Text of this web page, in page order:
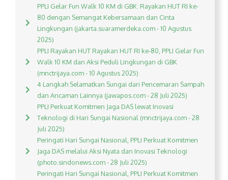
PPLI Gelar Fun Walk 10 KM di GBK: Rayakan HUT RI ke-
80 dengan Semangat Kebersamaan dan Cinta
Lingkungan (jakarta.suaramerdeka.com - 10 Agustus
2025)
PPLI Rayakan HUT Rayakan HUT RI ke-80, PPLI Gelar Fun
Walk 10 KM dan Aksi Peduli Lingkungan di GBK
(mnctrijaya.com - 10 Agustus 2025)
4 Langkah Selamatkan Sungai dari Pencemaran Sampah
dan Ancaman Lainnya (jawapos.com - 28 Juli 2025)
PPLI Perkuat Komitmen Jaga DAS lewat Inovasi
Teknologi di Hari Sungai Nasional (mnctrijaya.com - 28
Juli 2025)
Peringati Hari Sungai Nasional, PPLI Perkuat Komitmen
Jaga DAS melalui Aksi Nyata dan Inovasi Teknologi
(photo.sindonews.com - 28 Juli 2025)
Peringati Hari Sungai Nasional, PPLI Perkuat Komitmen